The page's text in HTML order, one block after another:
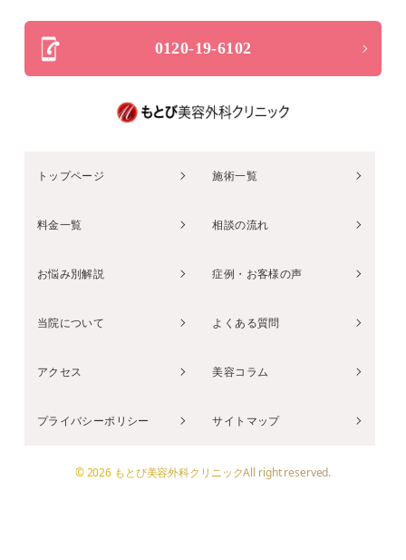
0120-19-6102
トップページ 施術一覧
料金一覧 相談の流れ
お悩み別解説 症例・お客様の声
当院について よくある質問
アクセス 美容コラム
プライバシーポリシー サイトマップ
© 2026 もとび美容外科クリニックAll right reserved.